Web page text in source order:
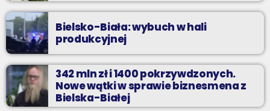
Bielsko-Biała: wybuch w hali
produkcyjnej
342 mln zł i 1400 pokrzywdzonych.
Nowe wątki w sprawie biznesmena z
Bielska-Białej